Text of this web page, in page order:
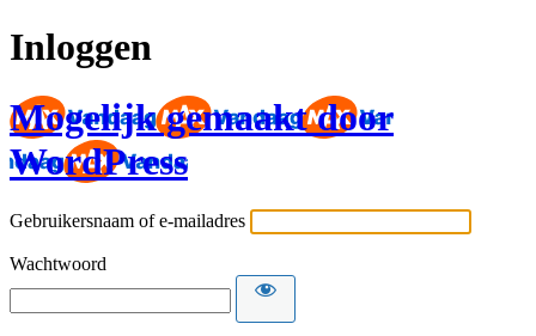
Inloggen
Mogelijk gemaakt door
WordPress
Gebruikersnaam of e-mailadres
Wachtwoord